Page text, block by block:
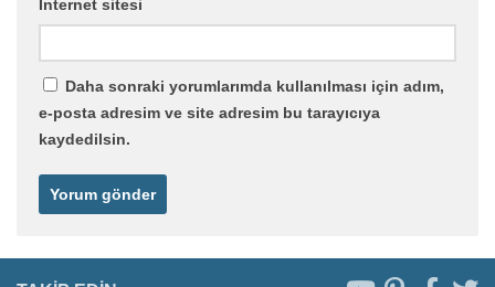
İnternet sitesi
Daha sonraki yorumlarımda kullanılması için adım,
e-posta adresim ve site adresim bu tarayıcıya
kaydedilsin.